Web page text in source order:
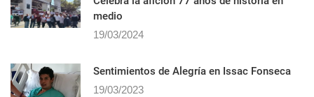
medio
19/03/2024
Sentimientos de Alegrí­a en Issac Fonseca
19/03/2023